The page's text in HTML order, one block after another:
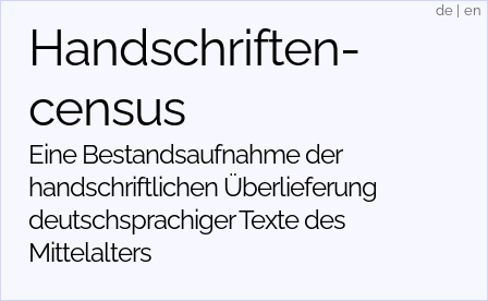
Handschriften­
census
Eine Bestandsaufnahme der
handschriftlichen Über­lieferung
deutschsprachiger Texte des
Mittelalters
de en